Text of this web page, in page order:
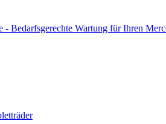
- Bedarfsgerechte Wartung für Ihren